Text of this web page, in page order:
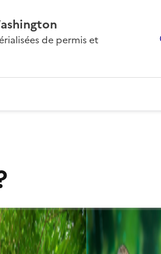
de permis et